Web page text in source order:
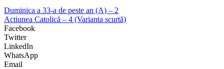
Duminica a 33-a de peste an (A) – 2
Actiunea Catolică – 4 (Varianta scurtă)
Facebook
Twitter
LinkedIn
WhatsApp
Email